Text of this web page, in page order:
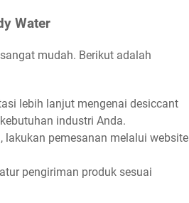
Water
mudah. Berikut adalah
lebih lanjut mengenai desiccant
industri Anda.
pemesanan melalui website
pengiriman produk sesuai